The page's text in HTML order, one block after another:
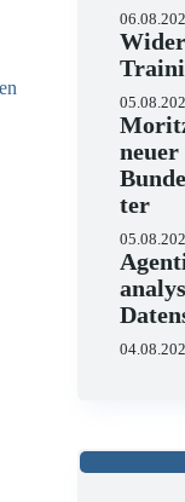
neuer
ter